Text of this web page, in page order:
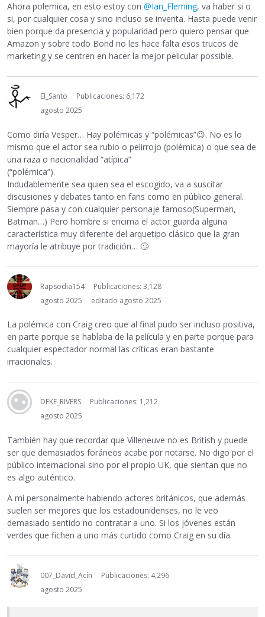
Ahora polemica, en esto estoy con @Ian_Fleming, va haber si o
si, por cualquier cosa y sino incluso se inventa. Hasta puede venir
bien porque da presencia y popularidad pero quiero pensar que
Amazon y sobre todo Bond no les hace falta esos trucos de
marketing y se centren en hacer la mejor pelicular possible.
El_Santo
Publicaciones: 6,172
agosto 2025
Como diría Vesper… Hay polémicas y “polémicas”😉. No es lo
mismo que el actor sea rubio o pelirrojo (polémica) o que sea de
una raza o nacionalidad “atípica”
(“polémica”).
Indudablemente sea quien sea el escogido, va a suscitar
discusiones y debates tanto en fans como en público general.
Siempre pasa y con cualquier personaje famoso(Superman,
Batman…) Pero hombre si encima el actor guarda alguna
característica muy diferente del arquetipo clásico que la gran
mayoría le atribuye por tradición… 🙄
Rapsodia154
Publicaciones: 3,128
agosto 2025
editado agosto 2025
La polémica con Craig creo que al final pudo ser incluso positiva,
en parte porque se hablaba de la película y en parte porque para
cualquier espectador normal las críticas eran bastante
irracionales.
DEKE_RIVERS
Publicaciones: 1,212
agosto 2025
También hay que recordar que Villeneuve no es British y puede
ser que demasiados foráneos acabe por notarse. No digo por el
público internacional sino por el propio UK, que sientan que no
es algo auténtico.
A mí personalmente habiendo actores británicos, que además
suelen ser mejores que los estadounidenses, no le veo
demasiado sentido no contratar a uno. Si los jóvenes están
verdes que fichen a uno más curtido como Craig en su día.
007_David_Acín
Publicaciones: 4,296
agosto 2025